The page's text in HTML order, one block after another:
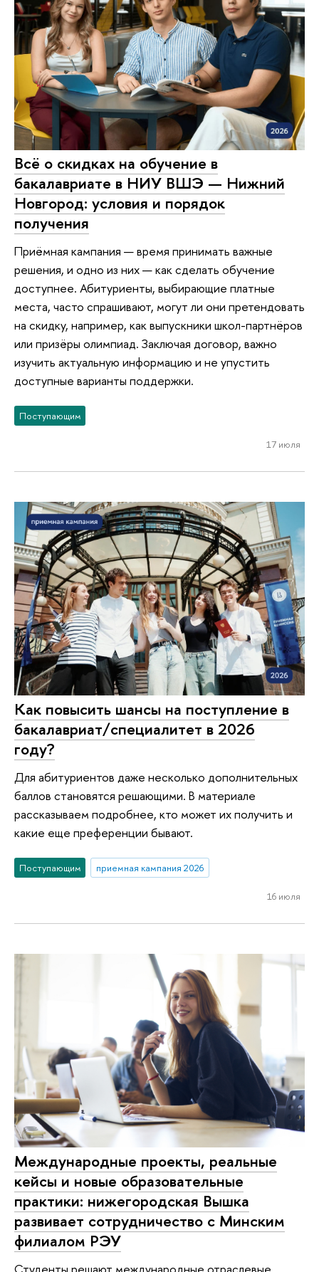
Всё о скидках на обучение в
бакалавриате в НИУ ВШЭ — Нижний
Новгород: условия и порядок
получения
Приёмная кампания — время принимать важные
решения, и одно из них — как сделать обучение
доступнее. Абитуриенты, выбирающие платные
места, часто спрашивают, могут ли они претендовать
на скидку, например, как выпускники школ-партнёров
или призёры олимпиад. Заключая договор, важно
изучить актуальную информацию и не упустить
доступные варианты поддержки.
Поступающим
17 июля
Как повысить шансы на поступление в
бакалавриат/специалитет в 2026
году?
Для абитуриентов даже несколько дополнительных
баллов становятся решающими. В материале
рассказываем подробнее, кто может их получить и
какие еще преференции бывают.
Поступающим приемная кампания 2026
16 июля
Международные проекты, реальные
кейсы и новые образовательные
практики: нижегородская Вышка
развивает сотрудничество с Минским
филиалом РЭУ